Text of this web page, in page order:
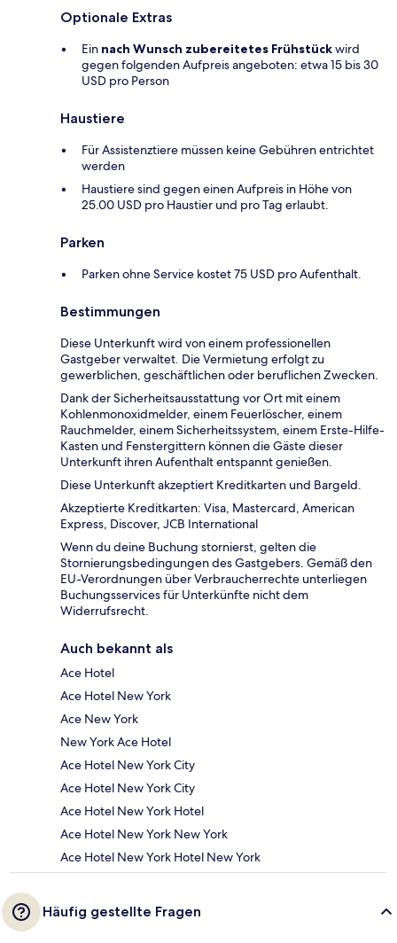
Optionale Extras
Ein nach Wunsch zubereitetes Frühstückwird
gegen folgenden Aufpreis angeboten: etwa 15 bis 30
USD pro Person
Haustiere
Für Assistenztiere müssen keine Gebühren entrichtet
werden
Haustiere sind gegen einen Aufpreis in Höhe von
25.00 USD pro Haustier und pro Tag erlaubt.
Parken
Parken ohne Service kostet 75 USD pro Aufenthalt.
Bestimmungen
Diese Unterkunft wird von einem professionellen
Gastgeber verwaltet. Die Vermietung erfolgt zu
gewerblichen, geschäftlichen oder beruflichen Zwecken.
Dank der Sicherheitsausstattung vor Ort mit einem
Kohlenmonoxidmelder, einem Feuerlöscher, einem
Rauchmelder, einem Sicherheitssystem, einem Erste-Hilfe-
Kasten und Fenstergittern können die Gäste dieser
Unterkunft ihren Aufenthalt entspannt genießen.
Diese Unterkunft akzeptiert Kreditkarten und Bargeld.
Akzeptierte Kreditkarten: Visa, Mastercard, American
Express, Discover, JCB International
Wenn du deine Buchung stornierst, gelten die
Stornierungsbedingungen des Gastgebers. Gemäß den
EU-Verordnungen über Verbraucherrechte unterliegen
Buchungsservices für Unterkünfte nicht dem
Widerrufsrecht.
Auch bekannt als
Ace Hotel
Ace Hotel New York
Ace New York
New York Ace Hotel
Ace Hotel New York City
Ace Hotel New York City
Ace Hotel New York Hotel
Ace Hotel New York New York
Ace Hotel New York Hotel New York
Häufig gestellte Fragen